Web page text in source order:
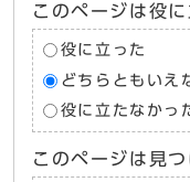
このページは役
役に立った
どちらともいえ
役に立たなかっ
このページは見